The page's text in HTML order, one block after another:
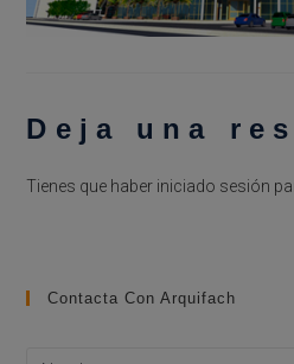
Deja una
Tienes que haber iniciado sesión
Contacta Con Arquifach